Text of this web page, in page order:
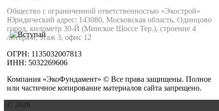
Общество с ограниченной ответственностью «Экострой»
Юридический адрес: 143080, Московская область, Одинцово
город, километр 30-Й (Минское Шоссе Тер.), строение 4
литера и, этаж 3, офис 12
ОГРН: 1135032007813
ИНН: 5032269606
Компания «ЭкоФундамент» © Все права защищены. Полное
или частичное копирование материалов сайта запрещено.
© 2026